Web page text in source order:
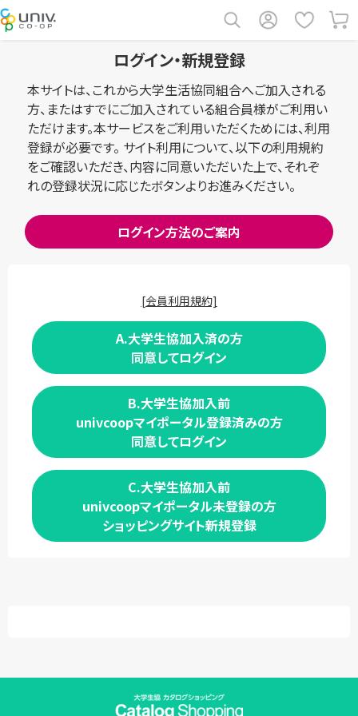
ログイン・新規登録
本サイトは、これから大学生活協同組合へご加入される
方、またはすでにご加入されている組合員様がご利用い
ただけます。本サービスをご利用いただくためには、利用
登録が必要です。 サイト利用について、以下の利用規約
をご確認いただき、内容に同意いただいた上で、それぞ
れの登録状況に応じたボタンよりお進みください。
ログイン方法のご案内
[会員利用規約]
A.大学生協加入済の方
同意してログイン
B.大学生協加入前
univcoopマイポータル登録済みの方
同意してログイン
C.大学生協加入前
univcoopマイポータル未登録の方
ショッピングサイト新規登録